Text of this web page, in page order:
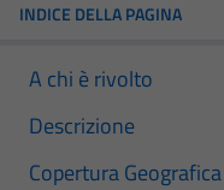
INDICE DELLA PAGINA
A chi è rivolto
Descrizione
Copertura Geografica